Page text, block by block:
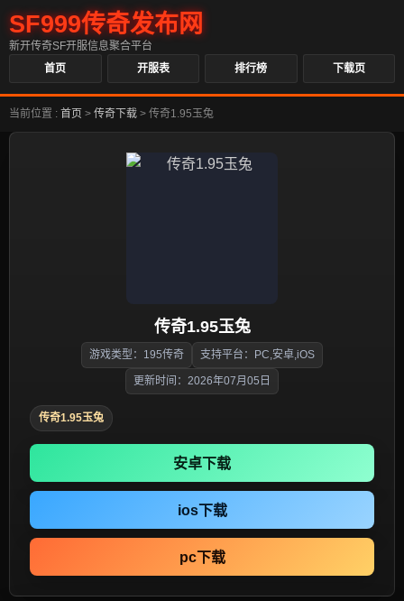
SF999传奇发布网
新开传奇SF开服信息聚合平台
首页
开服表 排行榜 下载页
当前位置 : 首页 > 传奇下载 > 传奇1.95玉兔
传奇1.95玉兔
游戏类型：195传奇 支持平台：PC,安卓,iOS
更新时间：2026年07月05日
传奇1.95玉兔
安卓下载
ios下载
pc下载